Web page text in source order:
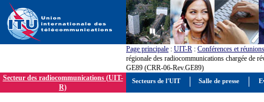
Page principale : UIT-R : Conférences et réunions
régionale des radiocommunications chargée de
GE89 (CRR-06-Rev.GE89)
Secteur des radiocommunications (UIT-
R)
Secteurs de l'UIT Salle de presse